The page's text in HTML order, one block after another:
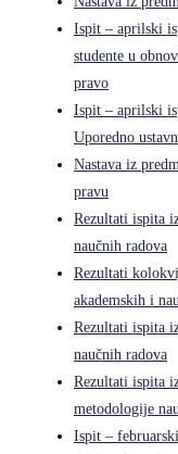
Ispit – aprilski
studente u
pravo
Ispit – aprilski
Uporedno
Nastava iz
pravu
Rezultati ispita
naučnih radova
Rezultati
akademskih i
Rezultati ispita
naučnih radova
Rezultati ispita
metodologije
Ispit –